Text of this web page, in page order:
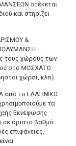
στέκεται
και στηρίζει
&
–
τους χώρους των
στο ΜΟΣΧΑΤΟ
χώροι, κλπ).
από το ΕΛΛΗΝΙΚΟ
τα
Εκνέφωσης
σε άριστο βαθμό
επιφάνειες.